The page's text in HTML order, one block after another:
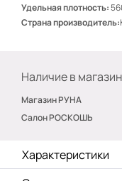
Удельная плотность:
Страна производитель:
Наличие в
Магазин РУНА
Салон РОСКОШЬ
Характеристики